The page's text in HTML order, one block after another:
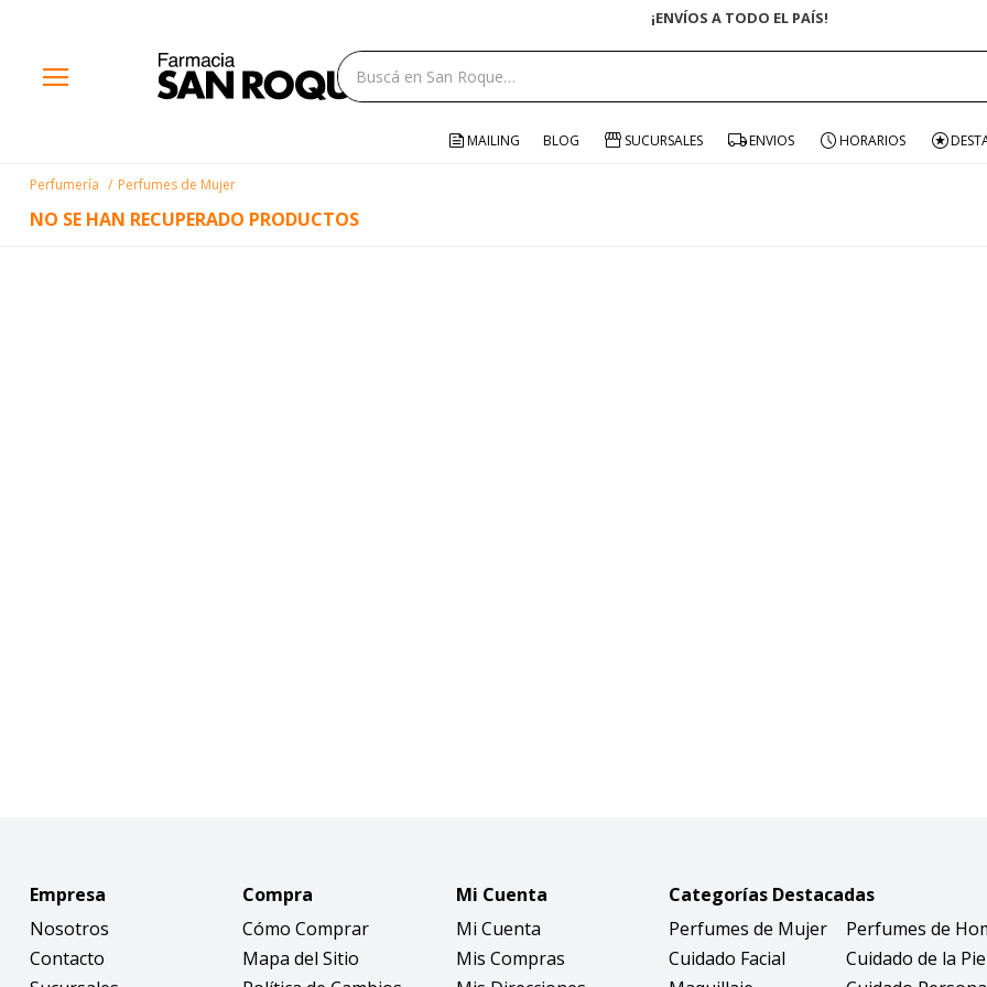
¡ENVÍOS A TODO EL PAÍS!
menu
MAILING BLOG SUCURSALES ENVIOS HORARIOS
Perfumería Perfumes de Mujer
NO SE HAN RECUPERADO PRODUCTOS
Empresa
Nosotros
Contacto
Compra
Cómo Comprar
Mapa del Sitio
Mi Cuenta
Mi Cuenta
Mis Compras
Categorías Destacadas
Perfumes de Mujer
Perfumes de
Cuidado Facial
Cuidado de la
close
storefront
help